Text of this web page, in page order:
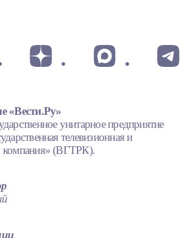
«Вести.Ру»
унитарное предприятие
телевизионная и
компания» (ВГТРК).